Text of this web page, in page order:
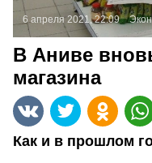
6 апреля 2021, 22:09
В Аниве
магазина
Как и в прошлом